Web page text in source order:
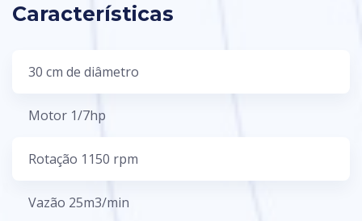
Características
30 cm de diâmetro
Motor 1/7hp
Rotação 1150 rpm
Vazão 25m3/min